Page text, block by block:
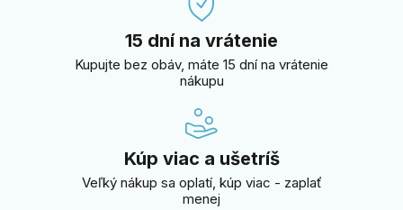
15 dní na vrátenie
Kupujte bez obáv, máte 15 dní na vrátenie
nákupu
Kúp viac a ušetríš
Veľký nákup sa oplatí, kúp viac - zaplať
menej